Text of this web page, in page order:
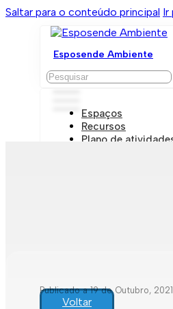
Saltar para o conteúdo principal Ir
Esposende Ambiente
Pesquisar
Espaços
Recursos
Plano de
Publicado a 19 de Outubro, 2021
Voltar